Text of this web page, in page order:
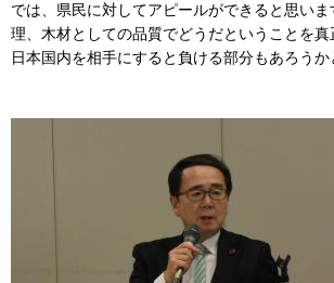
では、県民に対してアピールができると思い
理、木材としての品質でどうだということを真
日本国内を相手にすると負ける部分もあろうか